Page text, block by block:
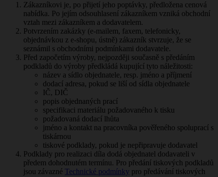
Zákazníkovi je, po přijetí jeho poptávky, předložena cenová
nabídka. Po jejím odsouhlasení zákazníkem vzniká obchodní
vztah mezi zákazníkem a dodavatelem.
Potvrzením zakázky (e-mailem, faxem, telefonicky,
objednávkou z e-shopu, ústně) zákazník stvrzuje, že se
seznámil s obchodními podmínkami dodavatele.
Před započetím výroby, nejpozději současně s předáním
podkladů do výroby předkládá kupující tyto náležitosti:
název a sídlo objednatele, resp. jméno a příjmení
dodací adresa, pokud se liší od sídla objednatele
IČ, DIČ
popis objednaných prací
specifikaci materiálu požadovaného k tisku
požadovaná dodací lhůta
jméno a kontakt na pracovníka pověřeného spoluprací s
tiskárnou
tiskové podklady, pokud je nepřipravuje dodavatel
Podklady pro realizaci díla dodá objednatel dodavateli v
předem dohodnutém termínu. Pro předání tiskových podkladů
jsou závazné Technické podmínky pro předávání tiskových